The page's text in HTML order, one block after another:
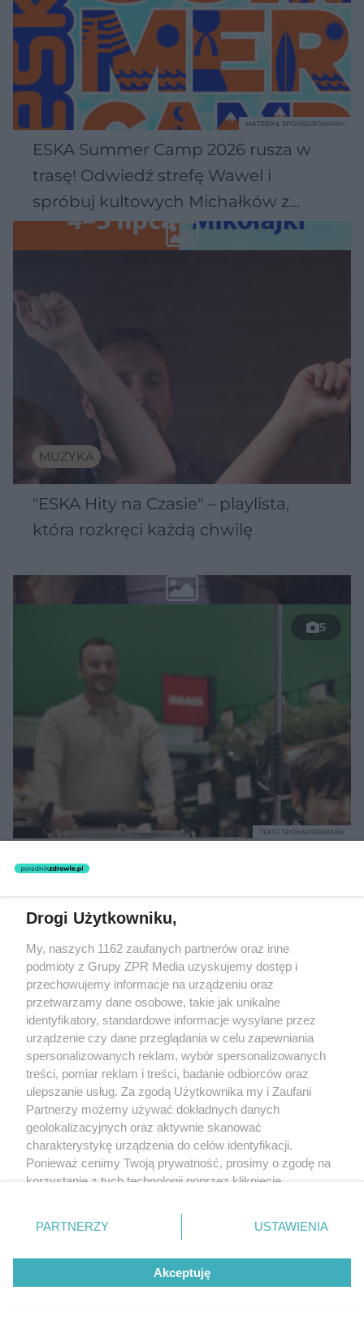
ESKA Summer Camp 2026 rusza w
trasę! Odwiedź strefę Wawel i
spróbuj kultowych Michałków z
Wawelu
MATERIAŁ SPONSOROWANY
MUZYKA
"ESKA Hity na Czasie" – playlista,
która rozkręci każdą chwilę
5
naprawdę jedzą warzywa i owoce
TEKST SPONSOROWANY
Beninca. Najszybsza, bezpieczna i
nowoczesna automatyka do bram
Drogi Użytkowniku,
My, naszych 1162 zaufanych partnerów oraz inne
podmioty z Grupy ZPR Media uzyskujemy dostęp i
przechowujemy informacje na urządzeniu oraz
przetwarzamy dane osobowe, takie jak unikalne
identyfikatory, standardowe informacje wysyłane przez
urządzenie czy dane przeglądania w celu zapewniania
spersonalizowanych reklam, wybór spersonalizowanych
treści, pomiar reklam i treści, badanie odbiorców oraz
ulepszanie usług. Za zgodą Użytkownika my i Zaufani
Partnerzy możemy używać dokładnych danych
geolokalizacyjnych oraz aktywnie skanować
charakterystykę urządzenia do celów identyfikacji.
Ponieważ cenimy Twoją prywatność, prosimy o zgodę na
korzystanie z tych technologii poprzez kliknięcie
zmienić/wycofać klikając przycisk ustawień prywatności
znajdujący się w lewym dolnym rogu strony
rodzaje przetwarzania danych nie wymagają zgody
użytkownika, ale masz prawo sprzeciwić się takiemu
przetwarzaniu. Preferencje będą miały zastosowanie tylko
PARTNERZY USTAWIENIA
Akceptuję